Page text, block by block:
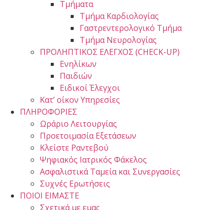
Τμήματα
Τμήμα Καρδιολογίας
Γαστρεντερολογικό Τμήμα
Τμήμα Νευρολογίας
ΠΡΟΛΗΠΤΙΚΟΣ ΕΛΕΓΧΟΣ (CHECK-UP)
Ενηλίκων
Παιδιών
Ειδικοί Έλεγχοι
Κατ’ οίκον Υπηρεσίες
ΠΛΗΡΟΦΟΡΙΕΣ
Ωράριο Λειτουργίας
Προετοιμασία Εξετάσεων
Κλείστε Ραντεβού
Ψηφιακός Ιατρικός Φάκελος
Ασφαλιστικά Ταμεία και Συνεργασίες
Συχνές Ερωτήσεις
ΠΟΙΟΙ ΕΙΜΑΣΤΕ
Σχετικά με εμας